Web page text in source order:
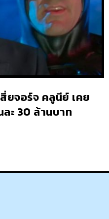
ยจอร์จ คลูนีย์ เคย
ะ 30 ล้านบาท